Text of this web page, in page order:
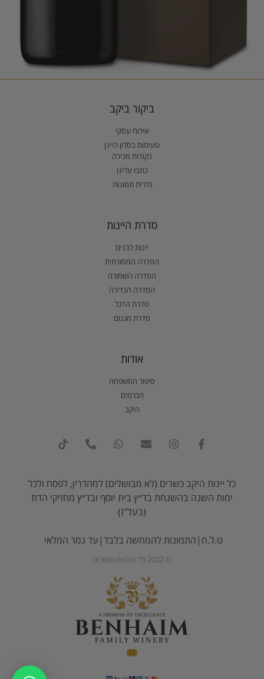
ביקור ביקב
אירוח עסקי
טעימות בסלון היינן
נקודות מכירה
כתבו עלינו
גלרית תמונות
סדרת היינות
יינות לבנים
הסדרה המסורתית
הסדרה השמורה
הסדרה הנדירה
סדרת הדגל
סדרת מגנום
אודות
סיפור המשפחה
הכרמים
היקב
כל יינות היקב כשרים (לא מבושלים) למהדרין, לפסח ולכל
ימות השנה בהשגחת בד״ץ בית יוסף ובד״ץ מחזיקי הדת
(בעל"ז)
ט.ל.ח|התמונות להמחשה בלבד|עד גמר המלאי
© 2022 כל הזכויות שמורות